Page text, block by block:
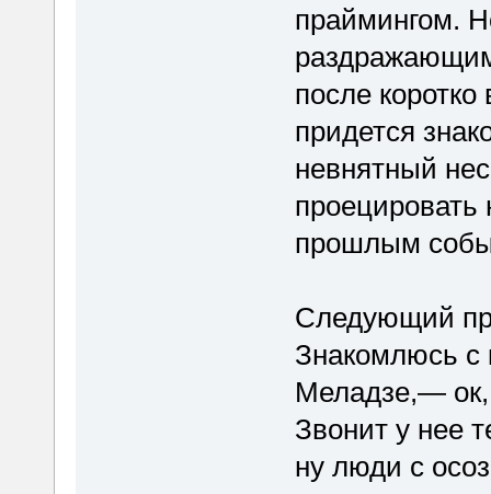
праймингом.
после
придется
невнятный
проецировать
прошлым
Следующий
Знакомлюсь с
Меладзе,— ок,
Звонит у нее
ну люди с